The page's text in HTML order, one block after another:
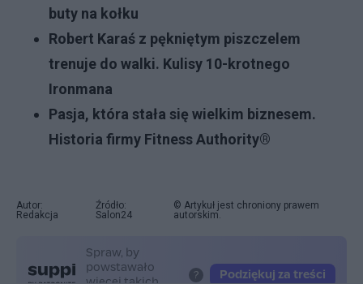
buty na kołku
Robert Karaś z pękniętym piszczelem
trenuje do walki. Kulisy 10-krotnego
Ironmana
Pasja, która stała się wielkim biznesem.
Historia firmy Fitness Authority®
Autor:
Redakcja
Źródło:
Salon24
© Artykuł jest chroniony prawem
autorskim.